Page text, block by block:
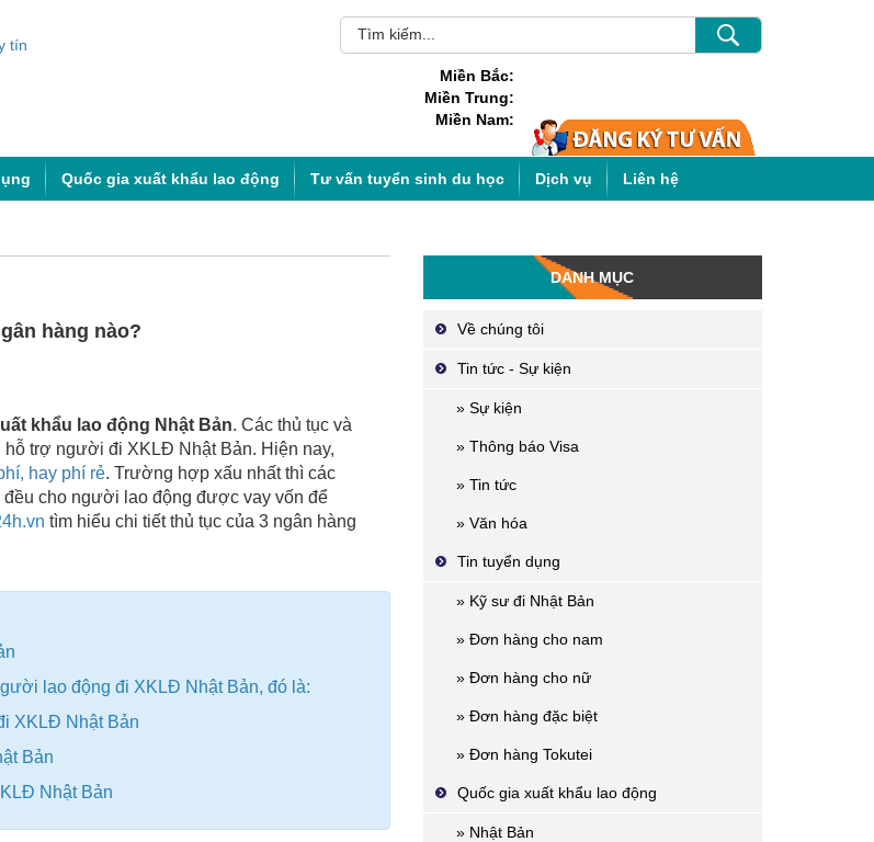
Miền Bắc:
Miền Trung:
Miền Nam:
Quốc gia xuất khẩu lao động Tư vấn tuyển sinh du học Dịch vụ Liên hệ
hàng nào?
khẩu lao động Nhật Bản. Các thủ tục và
hỗ trợ người đi XKLĐ Nhật Bản. Hiện nay,
hay phí rẻ. Trường hợp xấu nhất thì các
đều cho người lao động được vay vốn để
tìm hiểu chi tiết thủ tục của 3 ngân hàng
lao động đi XKLĐ Nhật Bản, đó là:
XKLĐ Nhật Bản
Bản
Nhật Bản
DANH MỤC
Về chúng tôi
Tin tức - Sự kiện
» Sự kiện
» Thông báo Visa
» Tin tức
» Văn hóa
Tin tuyển dụng
» Kỹ sư đi Nhật Bản
» Đơn hàng cho nam
» Đơn hàng cho nữ
» Đơn hàng đặc biệt
» Đơn hàng Tokutei
Quốc gia xuất khẩu lao động
» Nhật Bản